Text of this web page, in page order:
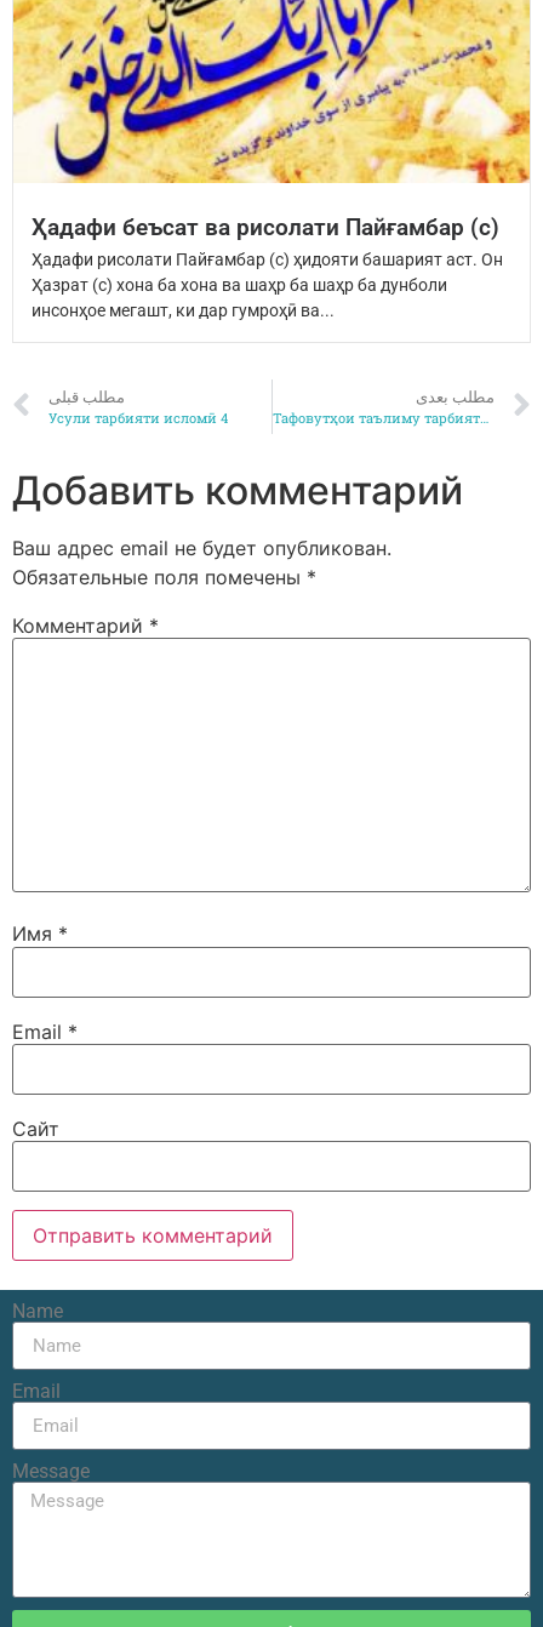
Ҳадафи беъсат ва рисолати Пайғамбар (с)
Ҳадафи рисолати Пайғамбар (с) ҳидояти башарият аст. Он
Ҳазрат (с) хона ба хона ва шаҳр ба шаҳр ба дунболи
инсонҳое мегашт, ки дар гумроҳӣ ва...
مطلب قبلی
Усули тарбияти исломӣ 4
مطلب بعدی
Тафовутҳои таълиму тарбияти динӣ бо ғайри динӣ1
Добавить комментарий
Ваш адрес email не будет опубликован.
Обязательные поля помечены *
Комментарий *
Имя *
Email *
Сайт
Name
Email
Message